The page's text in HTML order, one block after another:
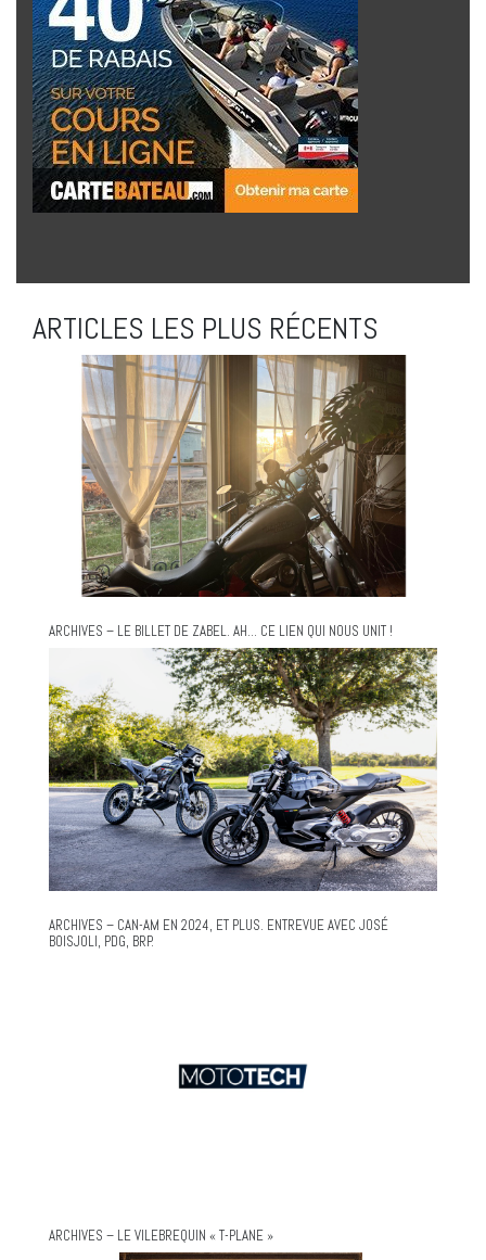
ARTICLES LES PLUS RÉCENTS
ARCHIVES – LE BILLET DE ZABEL. AH… CE LIEN QUI NOUS UNIT !
ARCHIVES – CAN-AM EN 2024, ET PLUS. ENTREVUE AVEC JOSÉ
BOISJOLI, PDG, BRP.
ARCHIVES – LE VILEBREQUIN « T-PLANE »